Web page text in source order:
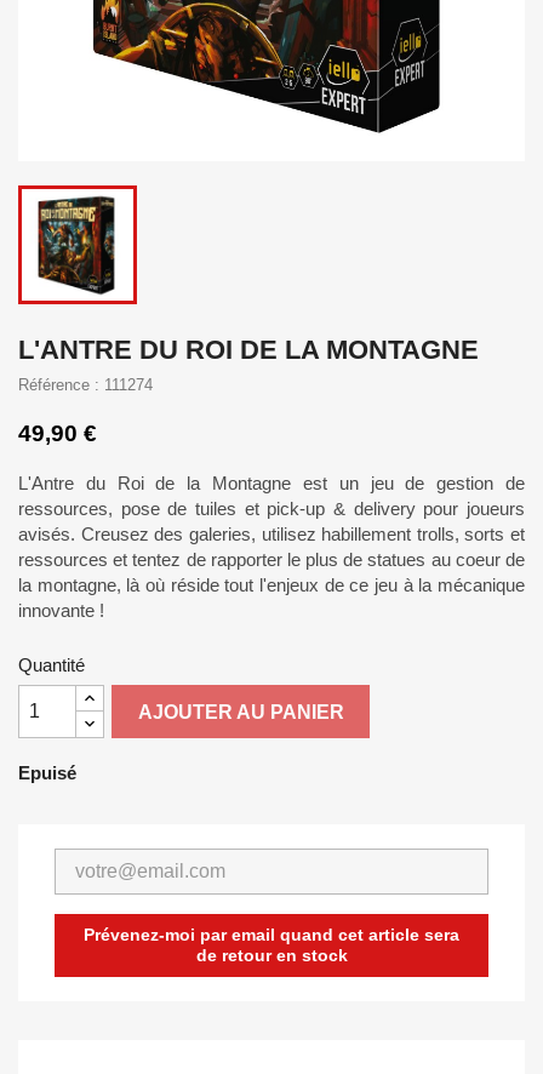
L'ANTRE DU ROI DE LA MONTAGNE
Référence : 111274
49,90 €
L'Antre du Roi de la Montagne est un jeu de gestion de
ressources, pose de tuiles et pick-up & delivery pour joueurs
avisés. Creusez des galeries, utilisez habillement trolls, sorts et
ressources et tentez de rapporter le plus de statues au coeur de
la montagne, là où réside tout l'enjeux de ce jeu à la mécanique
innovante !
Quantité
AJOUTER AU PANIER
Epuisé
Prévenez-moi par email quand cet article sera
de retour en stock